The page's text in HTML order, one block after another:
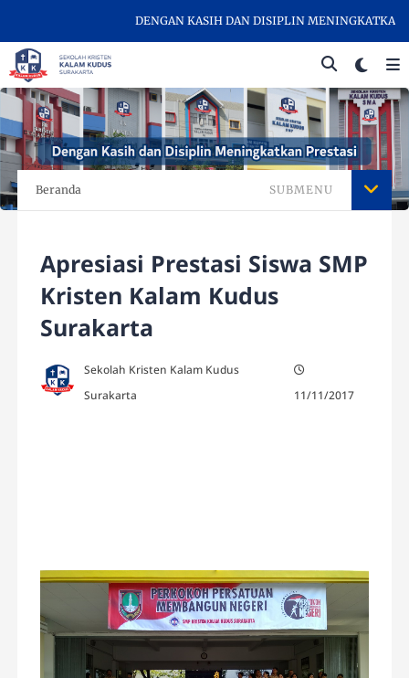
DENGAN KASIH DAN DISIPLIN MENINGKATKAN
Beranda SUBMENU
Apresiasi Prestasi Siswa SMP
Kristen Kalam Kudus
Surakarta
Sekolah Kristen Kalam Kudus
Surakarta
11/11/2017